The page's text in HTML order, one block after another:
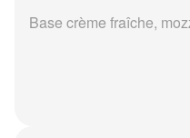
Base crème fraîche,